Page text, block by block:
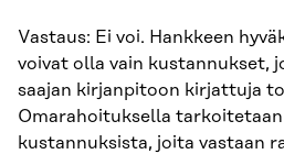
Vastaus: Ei voi. Hankkeen
voivat olla vain kustannukset,
saajan kirjanpitoon kirjattuja
Omarahoituksella tarkoitetaan
kustannuksista, joita vastaan